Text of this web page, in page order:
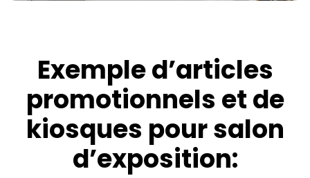
Exemple d’articles
promotionnels et de
kiosques pour salon
d’exposition: